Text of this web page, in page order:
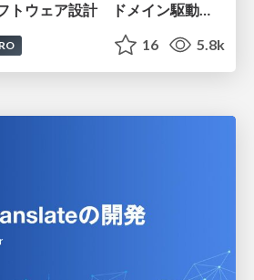
今こそ聞きたいソフトウェア設計 ドメイン駆動設計再入門
16 5.8k